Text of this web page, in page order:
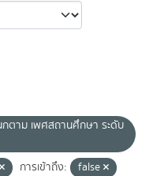
กตาม เพศสถานศึกษา ระดับ
การเข้าถึง:
false